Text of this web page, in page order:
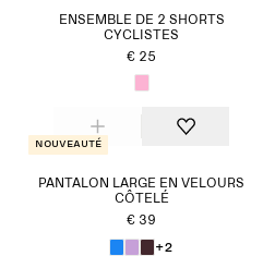
ENSEMBLE DE 2 SHORTS
CYCLISTES
€ 25
Nouveauté
PANTALON LARGE EN VELOURS
CÔTELÉ
€ 39
+2